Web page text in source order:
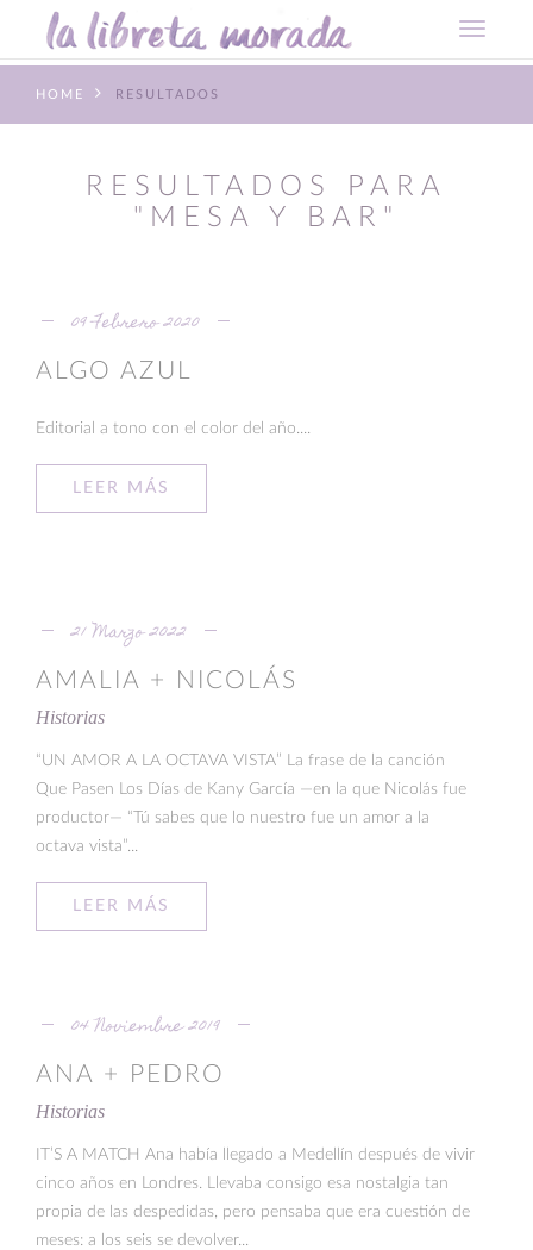
HOME RESULTADOS
RESULTADOS PARA
"MESA Y BAR"
09 Febrero 2020
ALGO AZUL
Editorial a tono con el color del año....
LEER MÁS
21 Marzo 2022
AMALIA + NICOLÁS
Historias
“UN AMOR A LA OCTAVA VISTA” La frase de la canción
Que Pasen Los Días de Kany García —en la que Nicolás fue
productor— “Tú sabes que lo nuestro fue un amor a la
octava vista”...
LEER MÁS
04 Noviembre 2019
ANA + PEDRO
Historias
IT’S A MATCH Ana había llegado a Medellín después de vivir
cinco años en Londres. Llevaba consigo esa nostalgia tan
propia de las despedidas, pero pensaba que era cuestión de
meses: a los seis se devolver...